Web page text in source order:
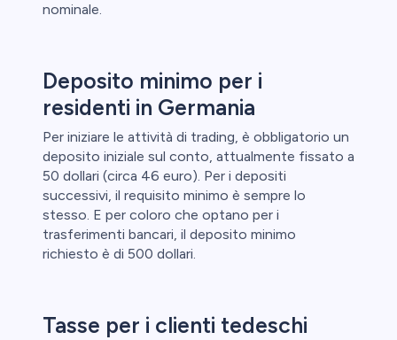
nominale.
Deposito minimo per i
residenti in Germania
Per iniziare le attività di trading, è obbligatorio un
deposito iniziale sul conto, attualmente fissato a
50 dollari (circa 46 euro). Per i depositi
successivi, il requisito minimo è sempre lo
stesso. E per coloro che optano per i
trasferimenti bancari, il deposito minimo
richiesto è di 500 dollari.
Tasse per i clienti tedeschi